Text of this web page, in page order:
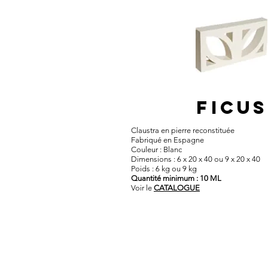
FICUS
Claustra en pierre reconstituée​
Fabriqué en Espagne
Couleur : Blanc
Dimensions : 6 x 20 x 40 ou 9 x 20 x 40
Poids : 6 kg ou 9 kg
Quantité minimum : 10 ML
Voir le CATALOGUE